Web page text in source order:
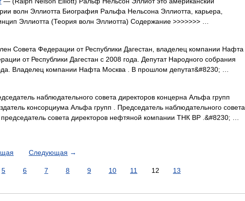
волн Эллиотта Биография Ральфа Нельсона Эллиотта, карьера,
Эллиотта (Теория волн Эллиотта) Содержание >>>>>>> …
Совета Федерации от Республики Дагестан, владелец компании Нафта
от Республики Дагестан с 2008 года. Депутат Народного собрания
Владелец компании Нафта Москва . В прошлом депутат&#8230; …
наблюдательного совета директоров концерна Альфа групп
консорциума Альфа групп . Председатель наблюдательного совета
совета директоров нефтяной компании ТНК ВР .&#8230; …
Следующая →
5 6 7 8 9 10 11 12 13